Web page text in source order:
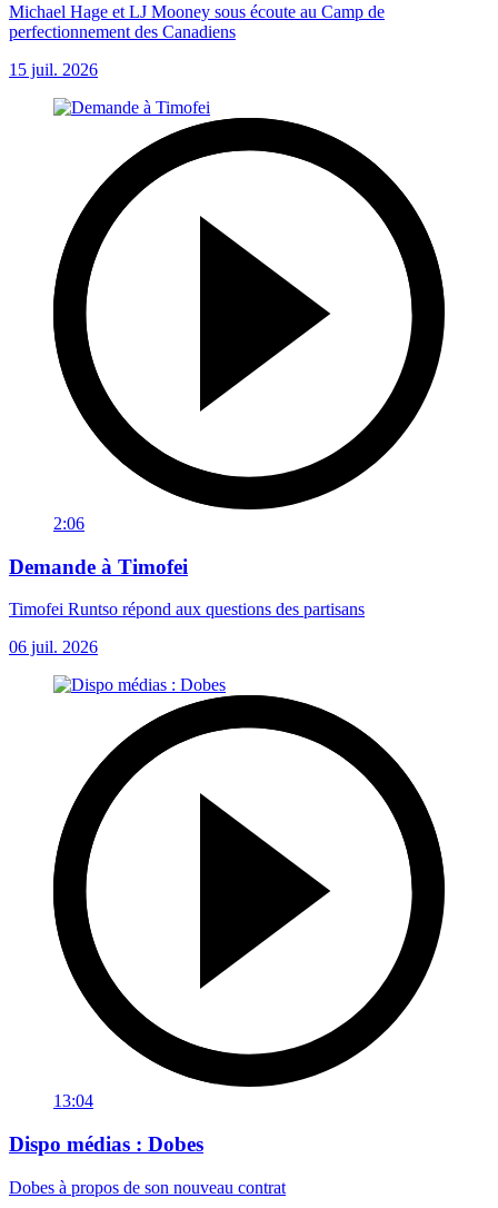
Michael Hage et LJ Mooney sous écoute au Camp de
perfectionnement des Canadiens
15 juil. 2026
2:06
Demande à Timofei
Timofei Runtso répond aux questions des partisans
06 juil. 2026
13:04
Dispo médias : Dobes
Dobes à propos de son nouveau contrat